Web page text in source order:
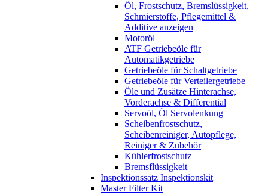
Öl, Frostschutz, Bremslüssigkeit,
Schmierstoffe, Pflegemittel &
Additive anzeigen
Motoröl
ATF Getriebeöle für
Automatikgetriebe
Getriebeöle für Schaltgetriebe
Getriebeöle für Verteilergetriebe
Öle und Zusätze Hinterachse,
Vorderachse & Differential
Servoöl, Öl Servolenkung
Scheibenfrostschutz,
Scheibenreiniger, Autopflege,
Reiniger & Zubehör
Kühlerfrostschutz
Bremsflüssigkeit
Inspektionssatz Inspektionskit
Master Filter Kit